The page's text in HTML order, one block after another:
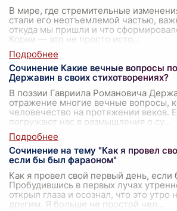
В мире, где стремительные
стали его неотъемлемой частью,
откуда мы пришли и что
Корни — это не просто исто
Сочинение Какие вечные вопросы
Державин в своих стихотворениях?
В поэзии Гавриила Романовича
отражение многие вечные вопросы,
человечество на протяжении веков.
погружают нас в размышления о су
Сочинение на тему "Как я провел
если бы был фараоном"
Как я провел свой первый день,
Пробудившись в первых лучах
открыл глаза и осознал, что это утро
другим. Я больше не простой чел